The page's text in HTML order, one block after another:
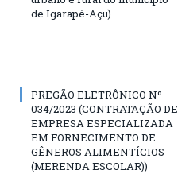
de Igarapé-Açu)
PREGÃO ELETRÔNICO Nº
034/2023 (CONTRATAÇÃO DE
EMPRESA ESPECIALIZADA
EM FORNECIMENTO DE
GÊNEROS ALIMENTÍCIOS
(MERENDA ESCOLAR))